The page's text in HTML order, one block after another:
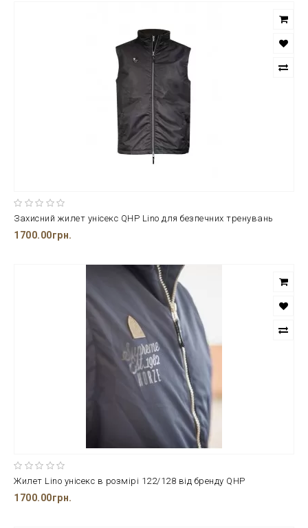
Захисний жилет унісекс QHP Lino для безпечних тренувань
1700.00грн.
Жилет Lino унісекс в розмірі 122/128 від бренду QHP
1700.00грн.